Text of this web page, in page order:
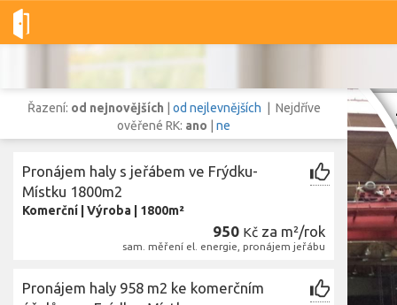
Dobré-nemovitosti.cz obec Frýdek-Místek, okres Frýdek-
Pozemky
Lokalita
Cena
Řazení: od nejnovějších od nejlevnějších | Nejdříve
ověřené RK: ano ne
Pronájem haly s jeřábem ve Frýdku-
Místku 1800m2
Komerční Výroba 1800m²
950 Kč za m²/rok
sam. měření el. energie, pronájem jeřábu
Pronájem haly 958 m2 ke komerčním